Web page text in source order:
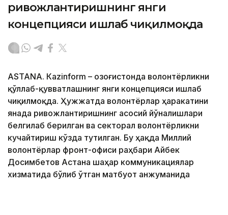
ривожлантиришнинг янги
концепцияси ишлаб чиқилмоқда
ASTANА. Кazinform – Қозоғистонда волонтёрликни
қўллаб-қувватлашнинг янги концепцияси ишлаб
чиқилмоқда. Ҳужжатда волонтёрлар ҳаракатини
янада ривожлантиришнинг асосий йўналишлари
белгилаб берилган ва секторал волонтёрликни
кучайтириш кўзда тутилган. Бу ҳақда Миллий
волонтёрлар фронт-офиси раҳбари Айбек
Досимбетов Астана шаҳар коммуникациялар
хизматида бўлиб ўтган матбуот анжуманида